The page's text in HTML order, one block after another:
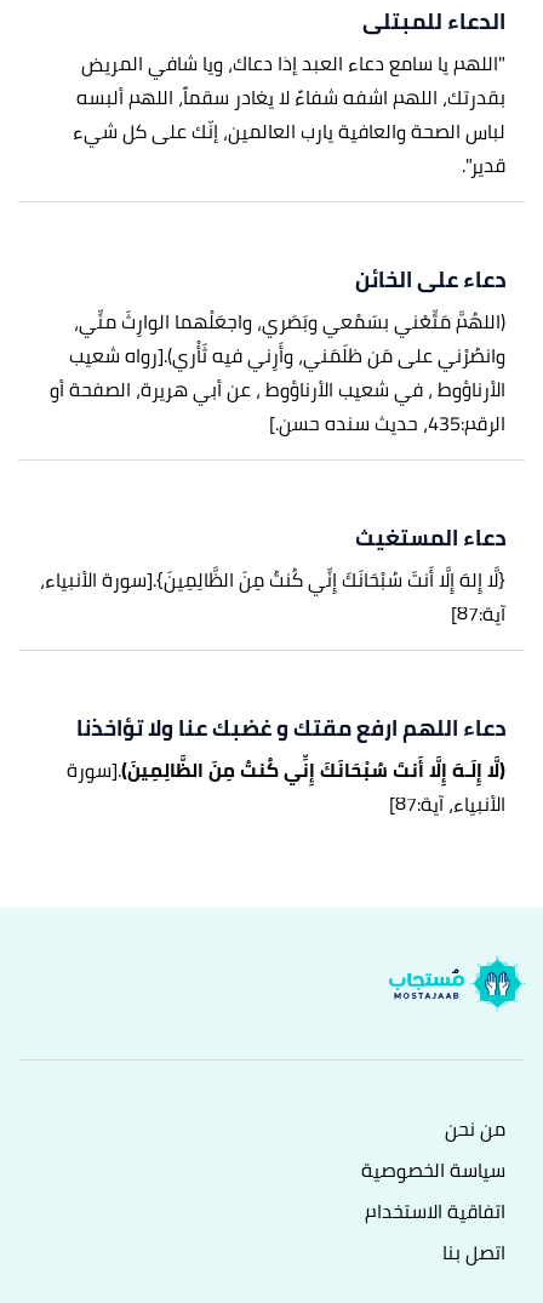
الدعاء للمبتلى
"اللهم يا سامع دعاء العبد إذا دعاك، ويا شافي المريض
بقدرتك، اللهم اشفه شفاءً لا يغادر سقماً، اللهم ألبسه
لباس الصحة والعافية يارب العالمين، إنّك على كل شيء
قدير".
دعاء على الخائن
(اللهُمَّ مَتِّعْني بسَمْعي وبَصَري، واجعَلْهما الوارِثَ منِّي،
وانصُرْني على مَن ظلَمَني، وأَرِني فيه ثَأْري).[رواه شعيب
الأرناؤوط ، في شعيب الأرناؤوط ، عن أبي هريرة، الصفحة أو
الرقم:435، حديث سنده حسن.]
دعاء المستغيث
{لَّا إِلهَ إِلَّا أَنتَ سُبْحَانَكَ إِنِّي كُنتُ مِنَ الظَّالِمِينَ}.[سورة الأنبياء،
آية:87]
دعاء اللهم ارفع مقتك و غضبك عنا ولا تؤاخذنا
(لَّا إِلَـهَ إِلَّا أَنتَ سُبْحَانَكَ إِنِّي كُنتُ مِنَ الظَّالِمِينَ).[سورة
الأنبياء، آية:87]
من نحن
سياسة الخصوصية
اتفاقية الاستخدام
اتصل بنا